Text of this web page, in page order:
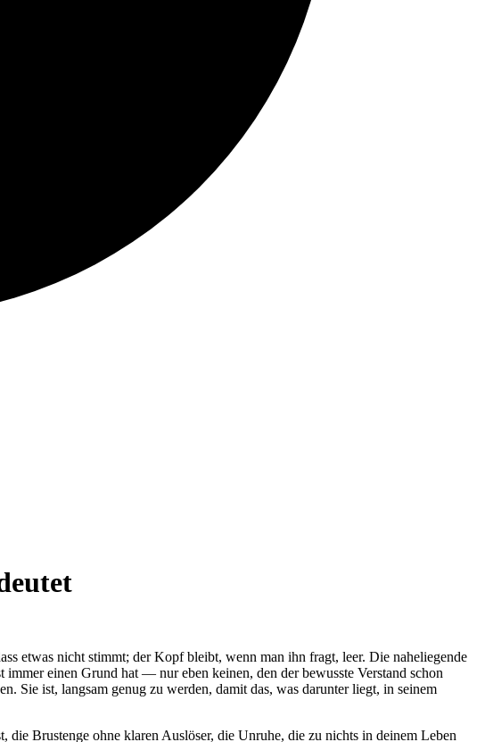
etwas nicht stimmt; der Kopf bleibt, wenn man ihn fragt, leer. Die naheliegende
einen Grund hat — nur eben keinen, den der bewusste Verstand schon
Sie ist, langsam genug zu werden, damit das, was darunter liegt, in seinem
Brustenge ohne klaren Auslöser, die Unruhe, die zu nichts in deinem Leben